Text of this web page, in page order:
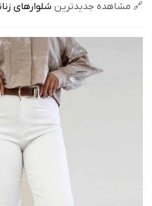
🔗 مشاهده جدیدترین شلوارهای